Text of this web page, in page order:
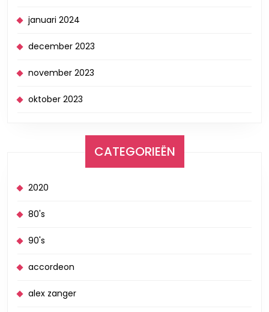
januari 2024
december 2023
november 2023
oktober 2023
CATEGORIEËN
2020
80's
90's
accordeon
alex zanger